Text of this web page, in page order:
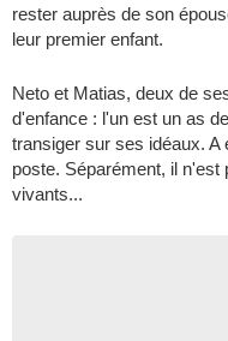
rester auprès de son
leur premier enfant.
Neto et Matias, deux de
d'enfance : l'un est un as
transiger sur ses idéaux. A
poste. Séparément, il
vivants...